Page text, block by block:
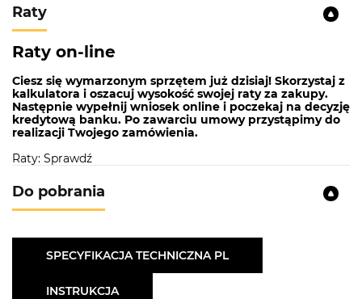
Raty
Raty on-line
Ciesz się wymarzonym sprzętem już dzisiaj! Skorzystaj z
kalkulatora i oszacuj wysokość swojej raty za zakupy.
Następnie wypełnij wniosek online i poczekaj na decyzję
kredytową banku. Po zawarciu umowy przystąpimy do
realizacji Twojego zamówienia.
Raty: Sprawdź
Do pobrania
SPECYFIKACJA TECHNICZNA PL
INSTRUKCJA